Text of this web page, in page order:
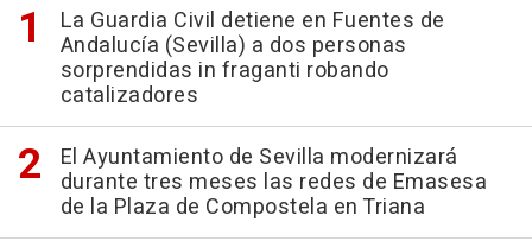
La Guardia Civil detiene en Fuentes de
Andalucía (Sevilla) a dos personas
sorprendidas in fraganti robando
catalizadores
El Ayuntamiento de Sevilla modernizará
durante tres meses las redes de Emasesa
de la Plaza de Compostela en Triana